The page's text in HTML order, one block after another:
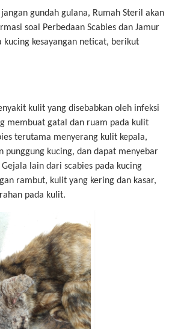
gundah gulana, Rumah Steril akan
soal Perbedaan Scabies dan Jamur
kucing kesayangan neticat, berikut
kulit yang disebabkan oleh infeksi
membuat gatal dan ruam pada kulit
terutama menyerang kulit kepala,
punggung kucing, dan dapat menyebar
lain dari scabies pada kucing
rambut, kulit yang kering dan kasar,
pada kulit.